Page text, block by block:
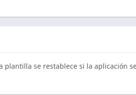
plantilla se restablece si la aplicación